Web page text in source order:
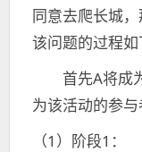
同意去爬长城
该问题的过程如
首先A将成为
为该活动的参与
（1）阶段1：